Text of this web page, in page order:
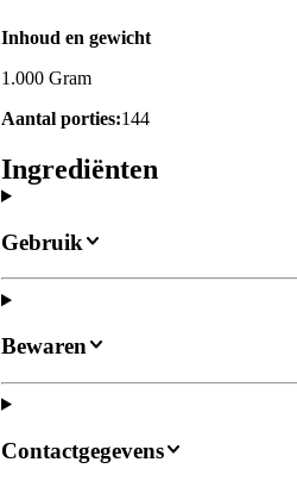
Inhoud en gewicht
1.000 Gram
Aantal porties:144
Ingrediënten
Gebruik
Bewaren
Contactgegevens